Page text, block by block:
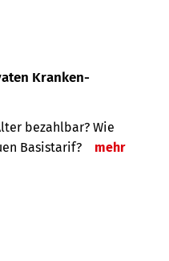
Kranken­
bezahlbar? Wie
Basistarif?
mehr